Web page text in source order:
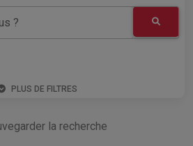
?
PLUS DE FILTRES
la recherche